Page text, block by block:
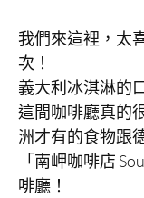
我們來這裡，太
次！
義大利冰淇淋的
這間咖啡廳真的
洲才有的食物跟
「南岬咖啡店
啡廳！